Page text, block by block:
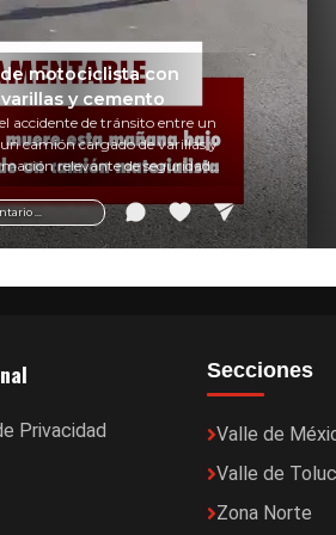
...
motociclista con
y cemento
accidente de tránsito entre un
camión cargado de varillas y
relevante de seguridad
para motociclistas.
Privacidad
Secciones
Valle de
Valle de
Zona Norte